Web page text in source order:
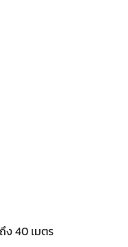
ง 40 เมตร